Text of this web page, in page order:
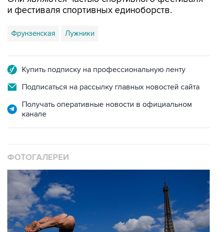
и фестиваля спортивных единоборств.
Фрунзенская Лужники
Купить подписку на профессиональную ленту
Подписаться на рассылку главных новостей сайта
Получать оперативные новости в официальном
канале
ФОТОГАЛЕРЕИ